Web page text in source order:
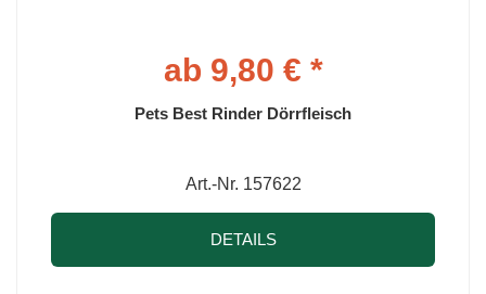
ab 9,80 € *
Pets Best Rinder Dörrfleisch
Art.-Nr. 157622
DETAILS